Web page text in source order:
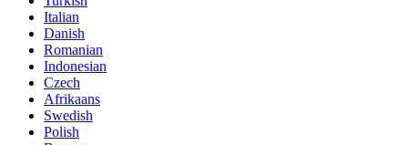
Italian
Danish
Romanian
Indonesian
Czech
Afrikaans
Swedish
Polish